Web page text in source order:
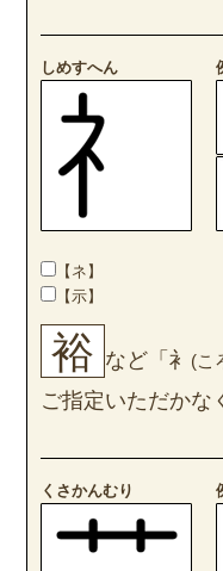
しめすへん
【ネ】
【示】
裕 など「衤 (こ
ご指定いただかな
くさかんむり